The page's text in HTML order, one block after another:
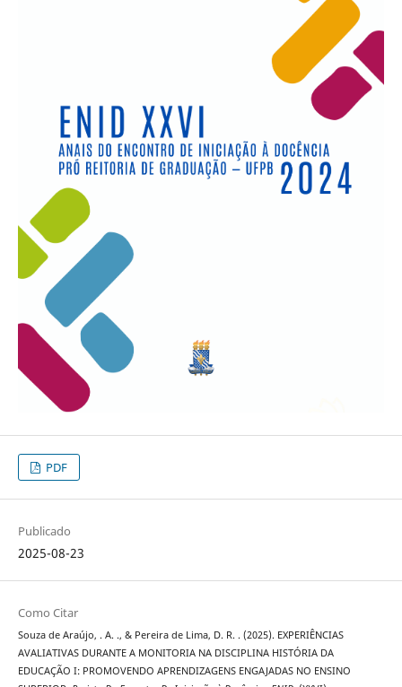
PDF
Publicado
2025-08-23
Como Citar
Souza de Araújo, . A. ., & Pereira de Lima, D. R. . (2025). EXPERIÊNCIAS
AVALIATIVAS DURANTE A MONITORIA NA DISCIPLINA HISTÓRIA DA
EDUCAÇÃO I: PROMOVENDO APRENDIZAGENS ENGAJADAS NO ENSINO